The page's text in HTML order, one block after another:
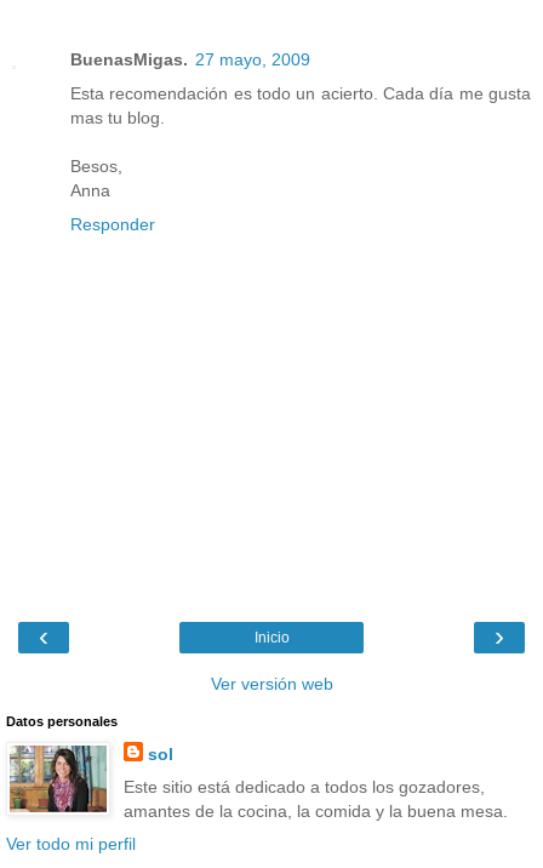
BuenasMigas. 27 mayo, 2009
Esta recomendación es todo un acierto. Cada día me gusta
mas tu blog.
Besos,
Anna
Responder
‹ ›
Inicio
Ver versión web
Datos personales
sol
Este sitio está dedicado a todos los gozadores,
amantes de la cocina, la comida y la buena mesa.
Ver todo mi perfil